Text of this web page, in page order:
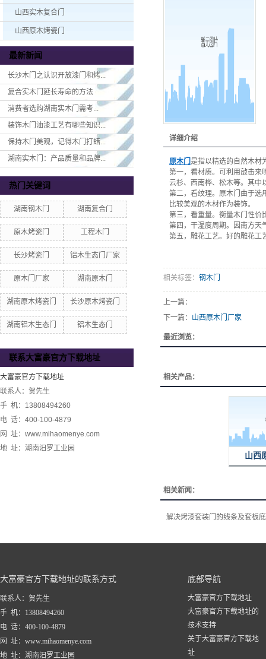
山西实木复合门
山西原木烤瓷门
最新新闻
长沙木门之认识开放漆门和烤...
复合实木门延长寿命的方法
消费者选购湖南实木门​需考...
装饰木门油漆工艺有哪些知识...
保持木门美观，记得木门打蜡...
湖南实木门：产品质量和品牌...
热门关键词
湖南钢木门 湖南复合门
原木烤瓷门 工程木门
长沙烤瓷门 铝木生态门厂家
原木门厂家 湖南原木门
湖南原木烤瓷门 长沙原木烤瓷门
湖南铝木生态门 铝木生态门
联系大富豪官方下载地址
大富豪官方下载地址
联系人：贺先生
手 机：13808494260
电 话：400-100-4879
网 址：www.mihaomenye.com
地 址：湖南汨罗工业园
详细介绍
原木门是指以精选的自然木材
第一，看材质。可利用敲击来
云杉、西南桦、松木等。其中
第二，看纹理。原木门由于选
比较美观的木材作为装饰。
第三，看重量。衡量木门性价
第四，干湿度周期。因南方天
第五，雕花工艺。好的雕花工
相关标签： 钢木门
上一篇：
下一篇： 山西原木门厂家
最近浏览：
相关产品：
山西
相关新闻：
解决烤漆套装门的线条及套板
大富豪官方下载地址的联系方式
联系人：贺先生
手 机：13808494260
电 话：400-100-4879
网 址：www.mihaomenye.com
地 址：湖南汨罗工业园
底部导航
大富豪官方下载地址
大富豪官方下载地址的
技术支持
关于大富豪官方下载地
址